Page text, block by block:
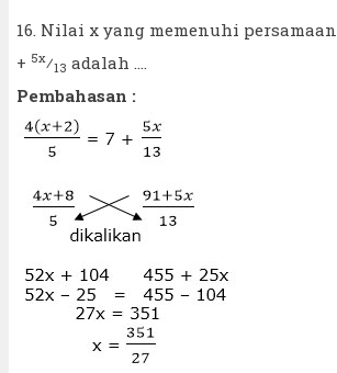
16. Nilai x yang memenuhi persamaan
+ 5x⁄13 adalah ....
Pembahasan :